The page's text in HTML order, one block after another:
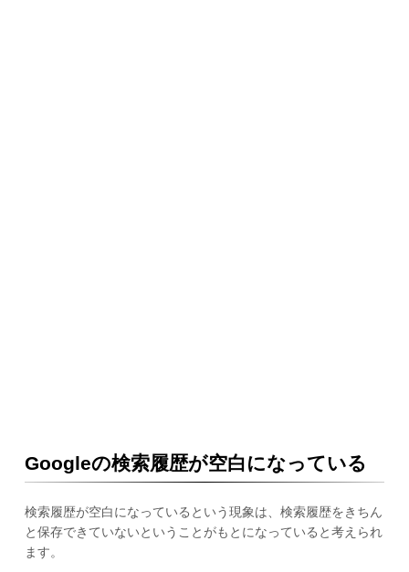
Googleの検索履歴が空白になっている
検索履歴が空白になっているという現象は、検索履歴をきちん
と保存できていないということがもとになっていると考えられ
ます。